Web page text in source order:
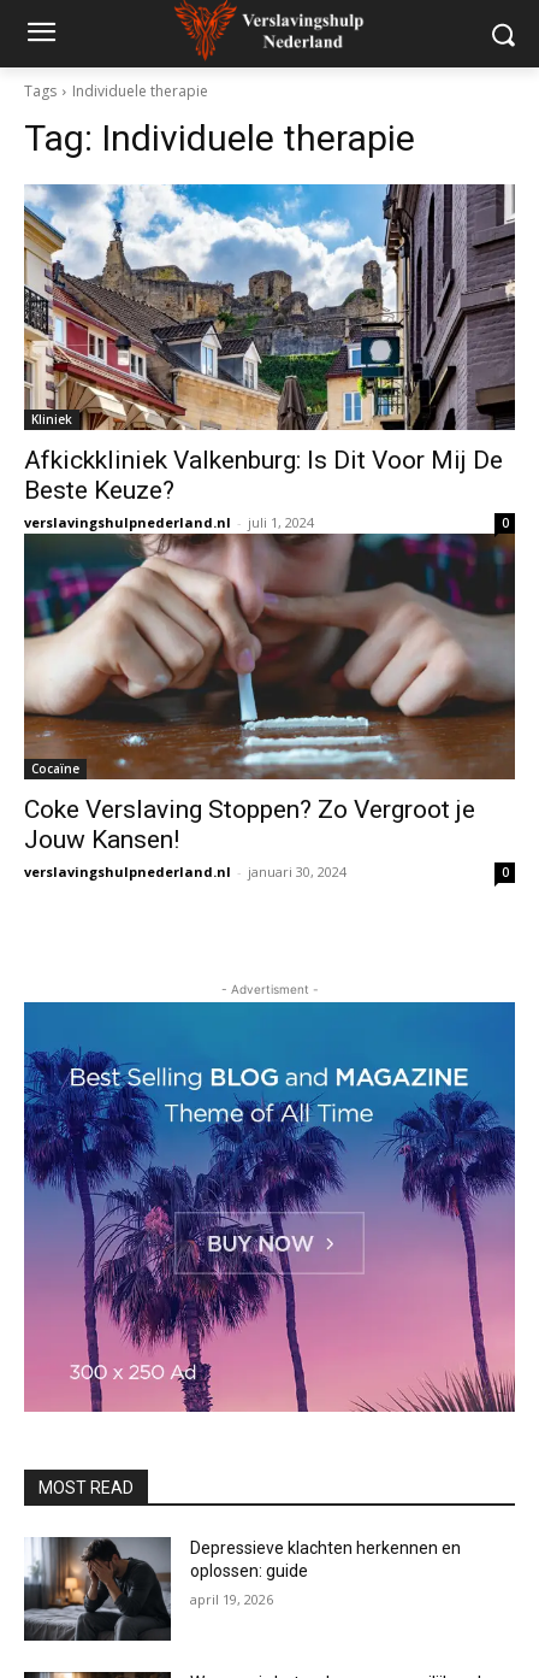
Tags Individuele therapie
Tag: Individuele therapie
Kliniek
Afkickkliniek Valkenburg: Is Dit Voor Mij De
Beste Keuze?
verslavingshulpnederland.nl - juli 1, 2024 0
Cocaïne
Coke Verslaving Stoppen? Zo Vergroot je
Jouw Kansen!
verslavingshulpnederland.nl - januari 30, 2024 0
- Advertisment -
MOST READ
Depressieve klachten herkennen en
oplossen: guide
april 19, 2026